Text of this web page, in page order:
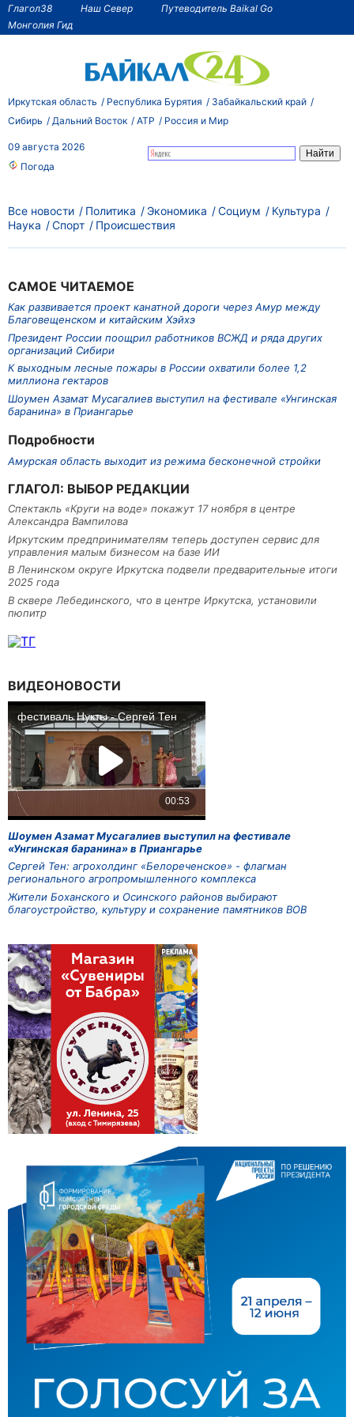
Глагол38 Наш Север
Путеводитель Baikal Go
Монголия Гид
Иркутская область Республика Бурятия
Забайкальский край
Сибирь
Дальний Восток АТР Россия и Мир
09 августа 2026
Погода
САМОЕ ЧИТАЕМОЕ
Как развивается проект канатной дороги через Амур между
Благовещенском и китайским Хэйхэ
Президент России поощрил работников ВСЖД и ряда других
организаций Сибири
К выходным лесные пожары в России охватили более 1,2
миллиона гектаров
Шоумен Азамат Мусагалиев выступил на фестивале «Унгинская
баранина» в Приангарье
Подробности
Амурская область выходит из режима бесконечной стройки
ГЛАГОЛ: ВЫБОР РЕДАКЦИИ
Спектакль «Круги на воде» покажут 17 ноября в центре
Александра Вампилова
Иркутским предпринимателям теперь доступен сервис для
управления малым бизнесом на базе ИИ
В Ленинском округе Иркутска подвели предварительные итоги
2025 года
В сквере Лебединского, что в центре Иркутска, установили
пюпитр
Все новости Политика Экономика Социум
Культура
Наука
Спорт Происшествия
ВИДЕОНОВОСТИ
Шоумен Азамат Мусагалиев выступил на фестивале
«Унгинская баранина» в Приангарье
Сергей Тен: агрохолдинг «Белореченское» - флагман
регионального агропромышленного комплекса
Жители Боханского и Осинского районов выбирают
благоустройство, культуру и сохранение памятников ВОВ